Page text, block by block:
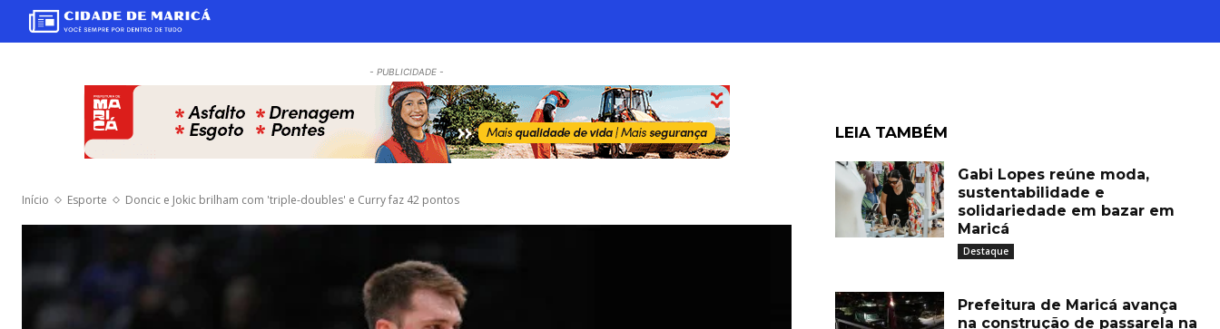
- PUBLICIDADE -
Início Esporte Doncic e Jokic brilham com 'triple-doubles' e Curry faz 42 pontos
LEIA TAMBÉM
Gabi Lopes reúne moda,
sustentabilidade e
solidariedade em bazar em
Maricá
Destaque
Prefeitura de Maricá avança
na construção de passarela na